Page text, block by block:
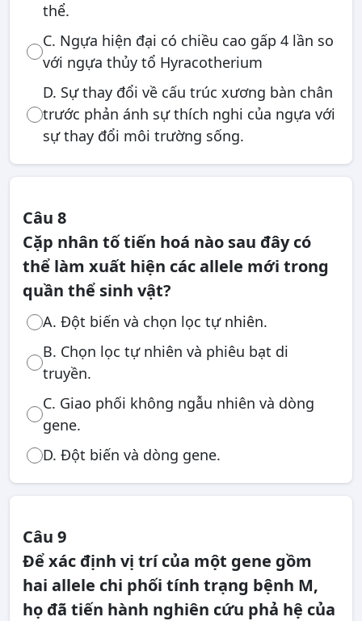
thể.
C. Ngựa hiện đại có chiều cao gấp 4 lần so
với ngựa thủy tổ Hyracotherium
D. Sự thay đổi về cấu trúc xương bàn chân
trước phản ánh sự thích nghi của ngựa với
sự thay đổi môi trường sống.
Câu 8
Cặp nhân tố tiến hoá nào sau đây có
thể làm xuất hiện các allele mới trong
quần thể sinh vật?
A. Đột biến và chọn lọc tự nhiên.
B. Chọn lọc tự nhiên và phiêu bạt di
truyền.
C. Giao phối không ngẫu nhiên và dòng
gene.
D. Đột biến và dòng gene.
Câu 9
Để xác định vị trí của một gene gồm
hai allele chi phối tính trạng bệnh M,
họ đã tiến hành nghiên cứu phả hệ của